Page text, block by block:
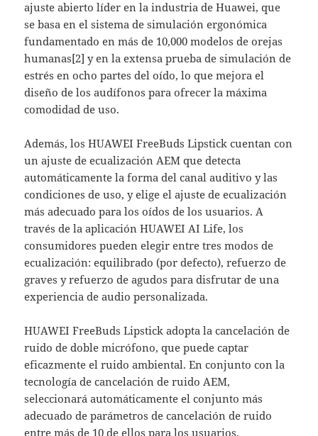
ajuste abierto líder en la industria de Huawei, que
se basa en el sistema de simulación ergonómica
fundamentado en más de 10,000 modelos de orejas
humanas[2] y en la extensa prueba de simulación de
estrés en ocho partes del oído, lo que mejora el
diseño de los audífonos para ofrecer la máxima
comodidad de uso.
Además, los HUAWEI FreeBuds Lipstick cuentan con
un ajuste de ecualización AEM que detecta
automáticamente la forma del canal auditivo y las
condiciones de uso, y elige el ajuste de ecualización
más adecuado para los oídos de los usuarios. A
través de la aplicación HUAWEI AI Life, los
consumidores pueden elegir entre tres modos de
ecualización: equilibrado (por defecto), refuerzo de
graves y refuerzo de agudos para disfrutar de una
experiencia de audio personalizada.
HUAWEI FreeBuds Lipstick adopta la cancelación de
ruido de doble micrófono, que puede captar
eficazmente el ruido ambiental. En conjunto con la
tecnología de cancelación de ruido AEM,
seleccionará automáticamente el conjunto más
adecuado de parámetros de cancelación de ruido
entre más de 10 de ellos para los usuarios,